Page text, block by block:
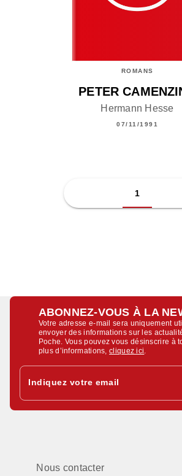
ROMANS
PETER
Hermann Hesse
07/11/1991
1
ABONNEZ-VOUS À LA
Votre adresse e-mail sera uniquement
envoyer des informations sur les
Poche. Vous pouvez vous désinscrire à
plus d’informations,cliquez ici.
Indiquez votre email
Nous contacter